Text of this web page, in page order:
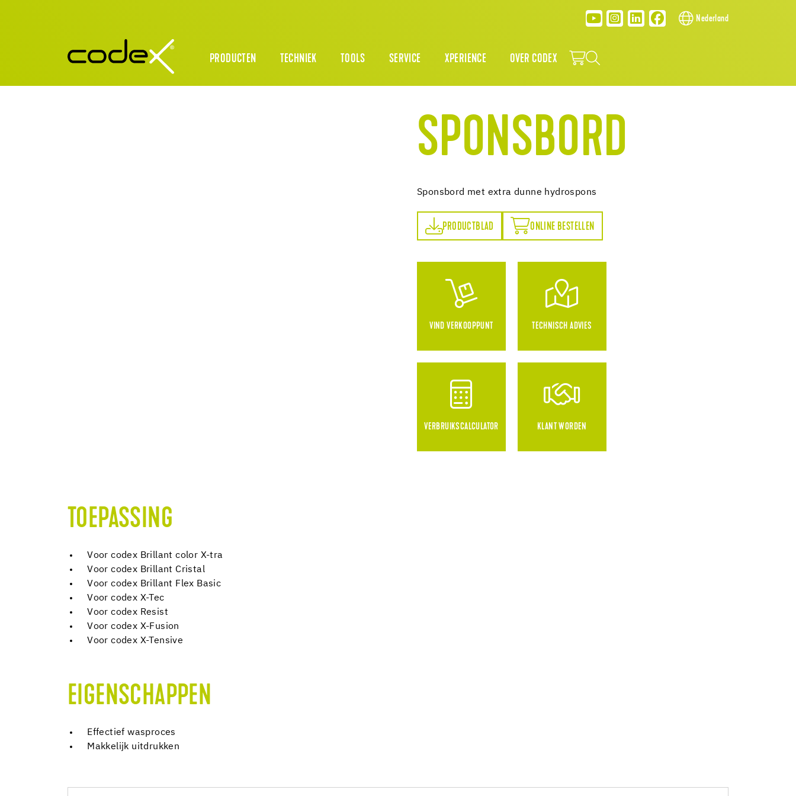
Nederland
PRODUCTEN TECHNIEK TOOLS SERVICE XPERIENCE OVER CODEX
SPONSBORD
Sponsbord met extra dunne hydrospons
PRODUCTBLAD ONLINE BESTELLEN
ONLINE BESTELLEN
VIND VERKOOPPUNT TECHNISCH ADVIES
VERBRUIKSCALCULATOR KLANT WORDEN
TOEPASSING
Voor codex Brillant color X-tra
Voor codex Brillant Cristal
Voor codex Brillant Flex Basic
Voor codex X-Tec
Voor codex Resist
Voor codex X-Fusion
Voor codex X-Tensive
EIGENSCHAPPEN
Effectief wasproces
Makkelijk uitdrukken